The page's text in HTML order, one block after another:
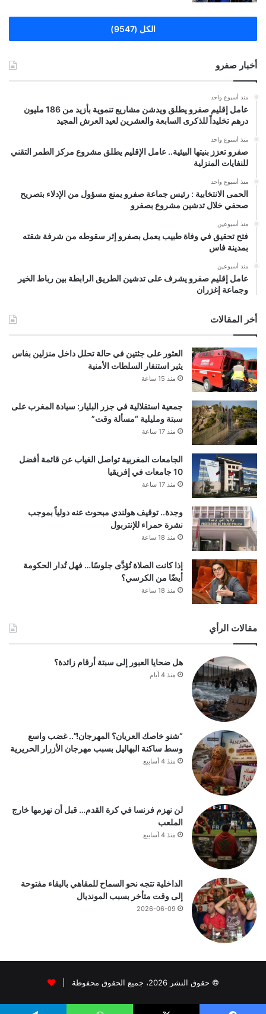
الكل (9547)
أخبار صفرو
منذ أسبوع واحد
عامل إقليم صفرو يطلق ويدشن مشاريع تنموية بأزيد من 186 مليون
درهم تخليداً للذكرى السابعة والعشرين لعيد العرش المجيد
منذ أسبوع واحد
صفرو تعزز بنيتها البيئية.. عامل الإقليم يطلق مشروع مركز الطمر التقني
للنفايات المنزلية
منذ أسبوع واحد
الحمى الانتخابية : رئيس جماعة صفرو يمنع مسؤول من الإدلاء بتصريح
صحفي خلال تدشين مشروع بصفرو
منذ أسبوعين
فتح تحقيق في وفاة طبيب يعمل بصفرو إثر سقوطه من شرفة شقته
بمدينة فاس
منذ أسبوعين
عامل إقليم صفرو يشرف على تدشين الطريق الرابطة بين رباط الخير
وجماعة إغزران
أخر المقالات
العثور على جثتين في حالة تحلل داخل منزلين بفاس
يثير استنفار السلطات الأمنية
منذ 15 ساعة
جمعية استقلالية في جزر البليار: سيادة المغرب على
سبتة ومليلية “مسألة وقت”
منذ 17 ساعة
الجامعات المغربية تواصل الغياب عن قائمة أفضل
10 جامعات في إفريقيا
منذ 17 ساعة
وجدة.. توقيف هولندي مبحوث عنه دولياً بموجب
نشرة حمراء للإنتربول
منذ 18 ساعة
إذا كانت الصلاة تُؤدَّى جلوسًا… فهل تُدار الحكومة
أيضًا من الكرسي؟
منذ 18 ساعة
مقالات الرأي
هل ضحايا العبور إلى سبتة أرقام زائدة؟
منذ 4 أيام
“شنو خاصك العريان؟ المهرجان!”.. غضب واسع
وسط ساكنة البهاليل بسبب مهرجان الأزرار الحريرية
منذ 4 أسابيع
لن نهزم فرنسا في كرة القدم… قبل أن نهزمها خارج
الملعب
منذ 4 أسابيع
الداخلية تتجه نحو السماح للمقاهي بالبقاء مفتوحة
إلى وقت متأخر بسبب المونديال
2026-06-09
© حقوق النشر 2026، جميع الحقوق محفوظة |